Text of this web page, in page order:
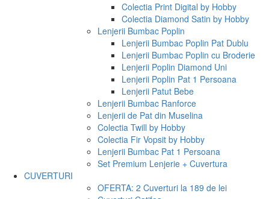
Colectia Print Digital by Hobby
Colectia Diamond Satin by Hobby
Lenjerii Bumbac Poplin
Lenjerii Bumbac Poplin Pat Dublu
Lenjerii Bumbac Poplin cu Broderie
Lenjerii Poplin Diamond Uni
Lenjerii Poplin Pat 1 Persoana
Lenjerii Patut Bebe
Lenjerii Bumbac Ranforce
Lenjerii de Pat din Muselina
Colectia Twill by Hobby
Colectia Fir Vopsit by Hobby
Lenjerii Bumbac Pat 1 Persoana
Set Premium Lenjerie + Cuvertura
CUVERTURI
OFERTA: 2 Cuverturi la 189 de lei